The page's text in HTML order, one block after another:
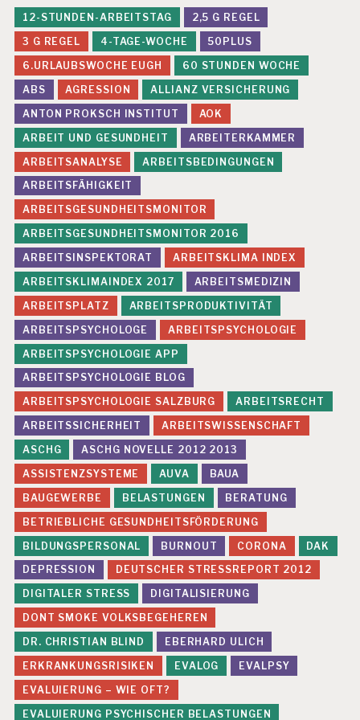
E
N
E
V
A
L
U
IE
R
U
N
G
P
S
Y
C
H
IS
C
H
E
R
B
E
L
A
S
T
U
N
G
E
N
F
E
H
L
B
E
A
N
S
P
R
U
12-STUNDEN-ARBEITSTAG
2,5 G REGEL
3 G REGEL
4-TAGE-WOCHE
50PLUS
6.URLAUBSWOCHE EUGH
60 STUNDEN WOCHE
ABS
AGRESSION
ALLIANZ VERSICHERUNG
ANTON PROKSCH INSTITUT
AOK
ARBEIT UND GESUNDHEIT
ARBEITERKAMMER
ARBEITSANALYSE
ARBEITSBEDINGUNGEN
ARBEITSFÄHIGKEIT
ARBEITSGESUNDHEITSMONITOR
ARBEITSGESUNDHEITSMONITOR 2016
ARBEITSINSPEKTORAT
ARBEITSKLIMA INDEX
ARBEITSKLIMAINDEX 2017
ARBEITSMEDIZIN
ARBEITSPLATZ
ARBEITSPRODUKTIVITÄT
ARBEITSPSYCHOLOGE
ARBEITSPSYCHOLOGIE
ARBEITSPSYCHOLOGIE APP
ARBEITSPSYCHOLOGIE BLOG
ARBEITSPSYCHOLOGIE SALZBURG
ARBEITSRECHT
ARBEITSSICHERHEIT
ARBEITSWISSENSCHAFT
ASCHG
ASCHG NOVELLE 2012 2013
ASSISTENZSYSTEME
AUVA
BAUA
BAUGEWERBE
BELASTUNGEN
BERATUNG
BETRIEBLICHE GESUNDHEITSFÖRDERUNG
BILDUNGSPERSONAL
BURNOUT CORONA
DAK
DEPRESSION
DEUTSCHER STRESSREPORT 2012
DIGITALER STRESS
DIGITALISIERUNG
DONT SMOKE VOLKSBEGEHEREN
DR. CHRISTIAN BLIND
EBERHARD ULICH
ERKRANKUNGSRISIKEN
EVALOG
EVALPSY
EVALUIERUNG – WIE OFT?
EVALUIERUNG PSYCHISCHER BELASTUNGEN